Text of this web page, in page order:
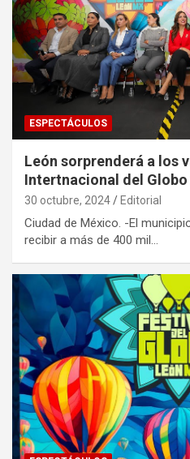
ESPECTÁCULOS
León sorprenderá a los
Intertnacional del Globo
30 octubre, 2024 Editorial
Ciudad de México. -El
recibir a más de 400 mil…